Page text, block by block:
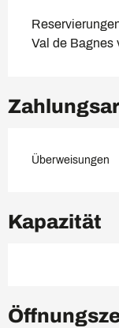
Val de Bagnes
Überweisungen
Kapazität